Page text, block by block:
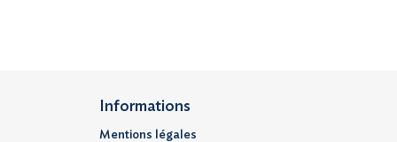
Informations
Mentions légales